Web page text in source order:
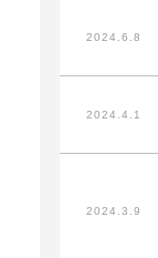
2024.6.8
2024.4.1
2024.3.9